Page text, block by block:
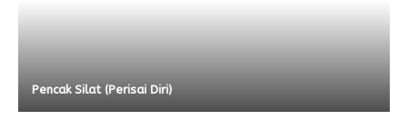
Pencak Silat (Perisai Diri)